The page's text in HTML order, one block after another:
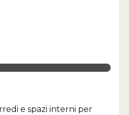
e spazi interni per